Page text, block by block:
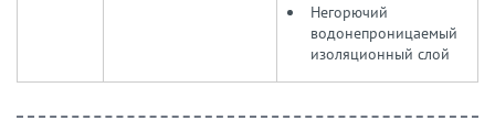
Негорючий
водонепроницаемый
изоляционный слой